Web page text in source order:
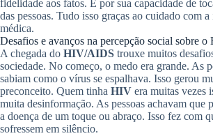
fidelidade aos fatos. E por sua capacidade de
das pessoas. Tudo isso graças ao cuidado com
médica.
Desafios e avanços na percepção social sobre
A chegada do HIV/AIDS trouxe muitos
sociedade. No começo, o medo era grande. As
sabiam como o vírus se espalhava. Isso gerou
preconceito. Quem tinha HIV era muitas vezes
muita desinformação. As pessoas achavam que
a doença de um toque ou abraço. Isso fez com
sofressem em silêncio.